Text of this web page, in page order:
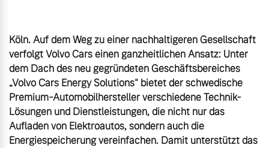
Service by Volvo
Köln. Auf dem Weg zu einer nachhaltigeren Gesellschaft
verfolgt Volvo Cars einen ganzheitlichen Ansatz: Unter
dem Dach des neu gegründeten Geschäftsbereiches
„Volvo Cars Energy Solutions“ bietet der schwedische
Premium-Automobilhersteller verschiedene Technik-
Lösungen und Dienstleistungen, die nicht nur das
Aufladen von Elektroautos, sondern auch die
Energiespeicherung vereinfachen. Damit unterstützt das